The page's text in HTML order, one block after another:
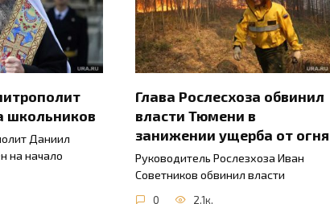
школьников
Даниил
на начало
Глава Рослесхоза обвинил
власти Тюмени в
занижении ущерба от огня
Руководитель Рослезхоза Иван
Советников обвинил власти
0 2.1к.